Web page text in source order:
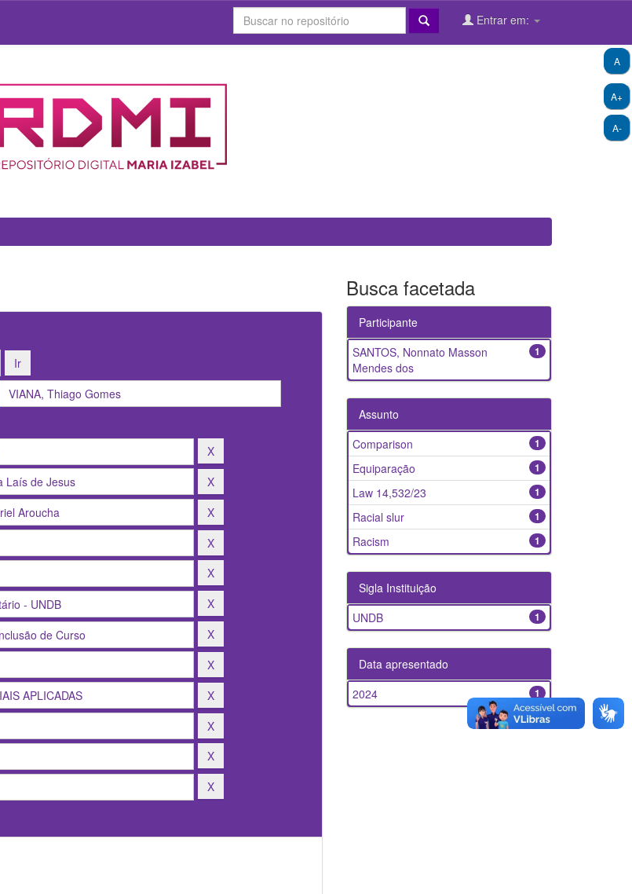
Entrar em:
A+
A-
A
Busca facetada
Participante
1
SANTOS, Nonnato Masson
Mendes dos
Assunto
1
Comparison
1
Equiparação
1
Law 14,532/23
1
Racial slur
1
Racism
Sigla Instituição
1
UNDB
Data apresentado
1
2024